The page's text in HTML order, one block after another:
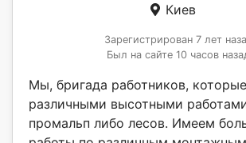
Киев
Зарегистрирован 7 лет
Был на сайте 10 часов
Мы, бригада работников,
различными высотными
промальп либо лесов. Имеем